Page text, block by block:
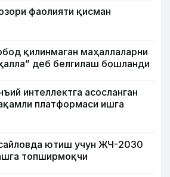
фаолияти қисман
қилинмаган маҳаллаларни
деб белгилаш бошланди
интеллектга асосланган
платформаси ишга
сайловда ютиш учун ЖЧ-2030
топширмоқчи